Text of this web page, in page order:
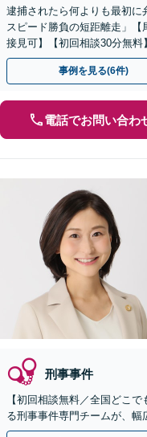
逮捕されたら何よりも最初に
スピード勝負の短距離走」【
接見可】【初回相談30分無
前：強硬な取り調べにお悩
事例を見る(6件)
電話でお問い合わ
刑事事件
【初回相談無料／全国どこ
る刑事事件専門チームが、幅